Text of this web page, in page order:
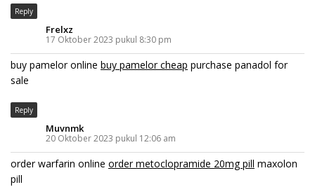
Reply
Frelxz
17 Oktober 2023 pukul 8:30 pm
buy pamelor online buy pamelor cheap purchase panadol for
sale
Reply
Muvnmk
20 Oktober 2023 pukul 12:06 am
order warfarin online order metoclopramide 20mg pill maxolon
pill